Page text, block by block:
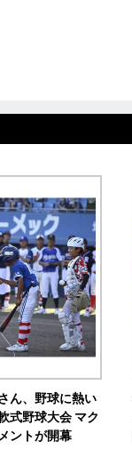
ん、野球に熱い
野球大会 マク
ントが開幕